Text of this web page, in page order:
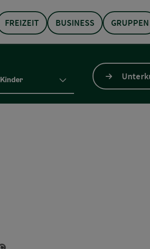
FREIZEIT BUSINESS GRUPPEN
Kinder